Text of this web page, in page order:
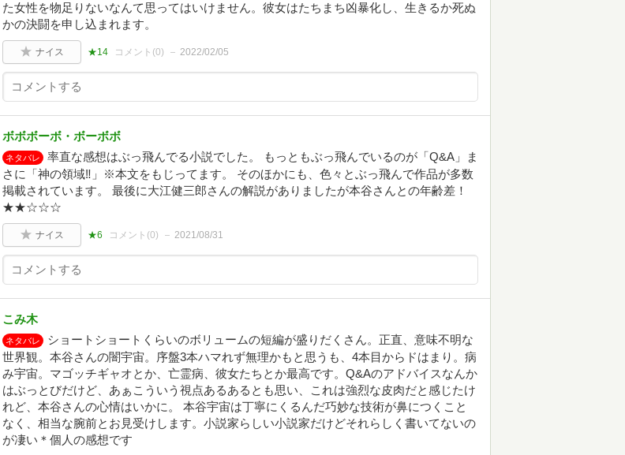
た女性を物足りないなんて思ってはいけません。彼女はたちまち凶暴化し、生きるか死ぬ
かの決闘を申し込まれます。
ナイス ★14 コメント(0) 2022/02/05
ボボボーボ・ボーボボ
ネタバレ
率直な感想はぶっ飛んでる小説でした。 もっともぶっ飛んでいるのが「Q&A」ま
さに「神の領域‼」※本文をもじってます。 そのほかにも、色々とぶっ飛んで作品が多数
掲載されています。 最後に大江健三郎さんの解説がありましたが本谷さんとの年齢差！
★★☆☆☆
ナイス ★6 コメント(0) 2021/08/31
こみ木
ネタバレ
ショートショートくらいのボリュームの短編が盛りだくさん。正直、意味不明な
世界観。本谷さんの闇宇宙。序盤3本ハマれず無理かもと思うも、4本目からドはまり。病
み宇宙。マゴッチギャオとか、亡霊病、彼女たちとか最高です。Q&Aのアドバイスなんか
はぶっとびだけど、あぁこういう視点あるあるとも思い、これは強烈な皮肉だと感じたけ
れど、本谷さんの心情はいかに。 本谷宇宙は丁寧にくるんだ巧妙な技術が鼻につくこと
なく、相当な腕前とお見受けします。小説家らしい小説家だけどそれらしく書いてないの
が凄い＊個人の感想です